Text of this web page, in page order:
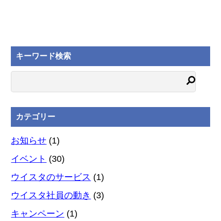
キーワード検索
カテゴリー
お知らせ (1)
イベント (30)
ウイスタのサービス (1)
ウイスタ社員の動き (3)
キャンペーン (1)